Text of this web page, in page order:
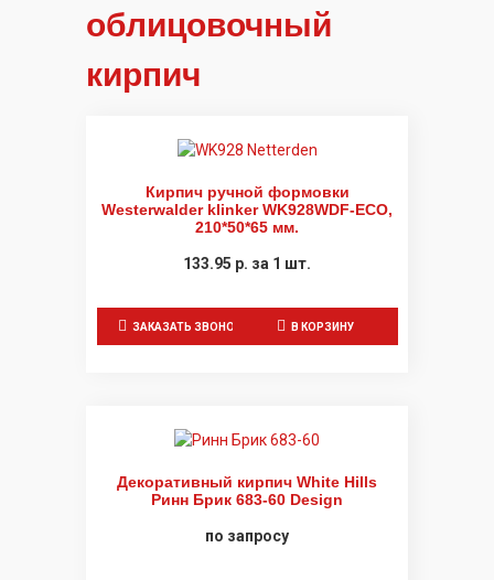
облицовочный
кирпич
Кирпич ручной формовки
Westerwalder klinker WK928WDF-ECO,
210*50*65 мм.
133.95 р. за 1 шт.
ЗАКАЗАТЬ ЗВОНОК В КОРЗИНУ
Декоративный кирпич White Hills
Ринн Брик 683-60 Design
по запросу